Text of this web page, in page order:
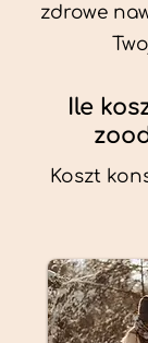
zdrowe
Ile
Koszt